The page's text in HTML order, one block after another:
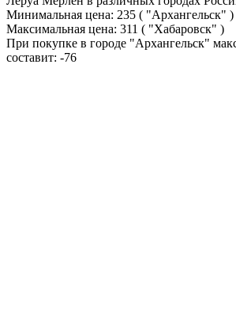
Минимальная цена: 235 ( "Архангельск" )
Максимальная цена: 311 ( "Хабаровск" )
При покупке в городе "Архангельск"
составит: -76